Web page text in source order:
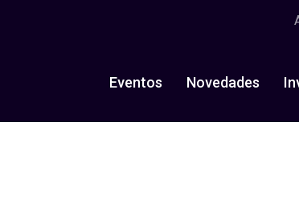
Eventos Novedades